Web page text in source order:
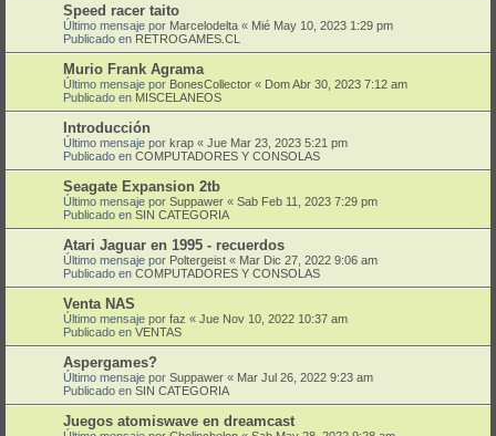
Speed racer taito
Último mensaje por Marcelodelta « Mié May 10, 2023 1:29 pm
Publicado en RETROGAMES.CL
Murio Frank Agrama
Último mensaje por BonesCollector « Dom Abr 30, 2023 7:12 am
Publicado en MISCELANEOS
Introducción
Último mensaje por krap « Jue Mar 23, 2023 5:21 pm
Publicado en COMPUTADORES Y CONSOLAS
Seagate Expansion 2tb
Último mensaje por Suppawer « Sab Feb 11, 2023 7:29 pm
Publicado en SIN CATEGORIA
Atari Jaguar en 1995 - recuerdos
Último mensaje por Poltergeist « Mar Dic 27, 2022 9:06 am
Publicado en COMPUTADORES Y CONSOLAS
Venta NAS
Último mensaje por faz « Jue Nov 10, 2022 10:37 am
Publicado en VENTAS
Aspergames?
Último mensaje por Suppawer « Mar Jul 26, 2022 9:23 am
Publicado en SIN CATEGORIA
Juegos atomiswave en dreamcast